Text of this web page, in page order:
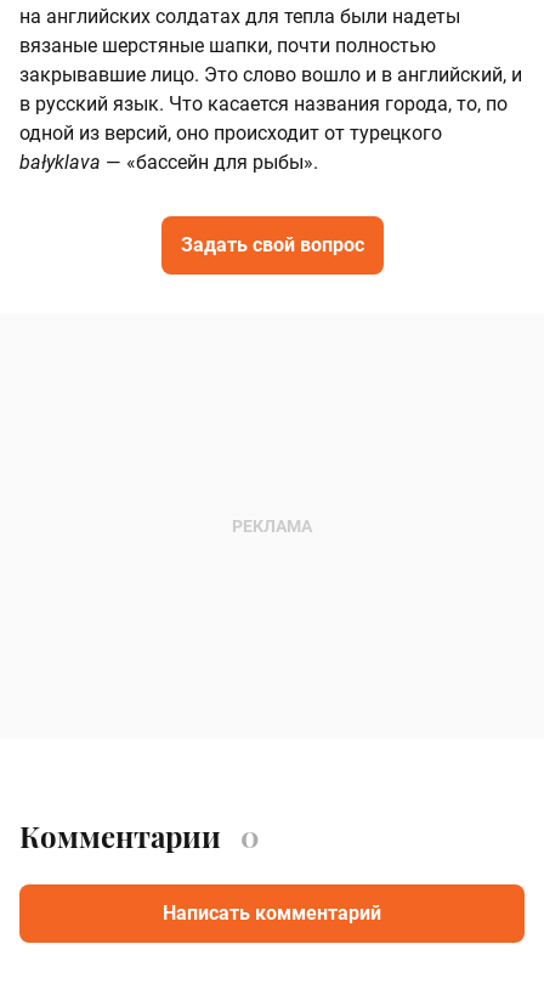
на английских солдатах для тепла были надеты
вязаные шерстяные шапки, почти полностью
закрывавшие лицо. Это слово вошло и в английский, и
в русский язык. Что касается названия города, то, по
одной из версий, оно происходит от турецкого
bałyklava — «бассейн для рыбы».
Задать свой вопрос
Комментарии 0
Написать комментарий